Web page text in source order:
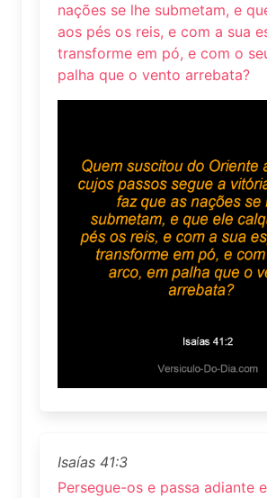
nações se lhe submetam, e
aos pés os reis, e com a sua
transforme em pó, e com o
palha que o vento arrebata?
Isaías 41:3
Persegue-os e passa adiante